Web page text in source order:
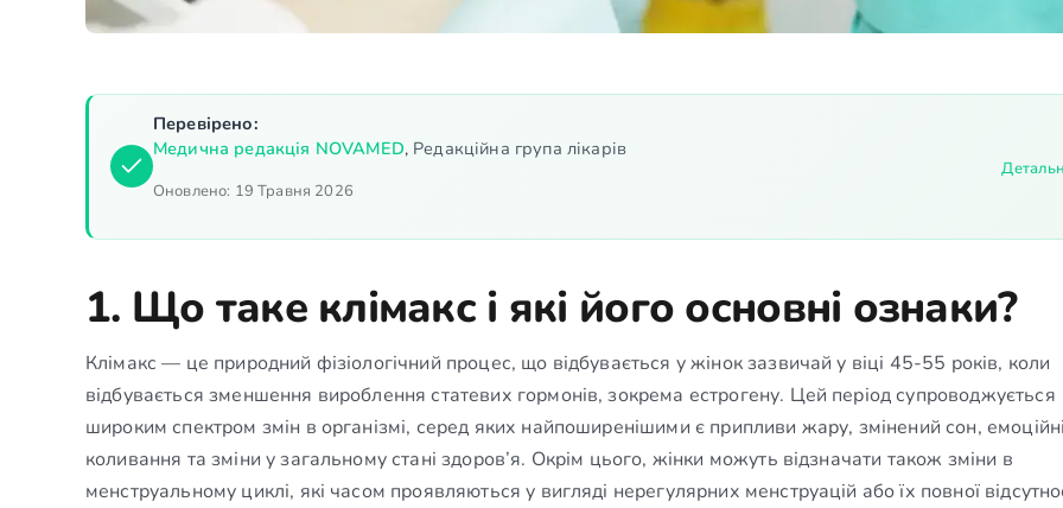
Перевірено:
Медична редакція NOVAMED, Редакційна група лікарів
Оновлено: 19 Травня 2026
1. Що таке клімакс і які його основні ознаки?
Клімакс — це природний фізіологічний процес, що відбувається у жінок зазвичай у віці 45-55 років, коли
відбувається зменшення вироблення статевих гормонів, зокрема естрогену. Цей період супроводжується
широким спектром змін в організмі, серед яких найпоширенішими є припливи жару, змінений сон, емоційні
коливання та зміни у загальному стані здоров’я. Окрім цього, жінки можуть відзначати також зміни в
менструальному циклі, які часом проявляються у вигляді нерегулярних менструацій або їх повної